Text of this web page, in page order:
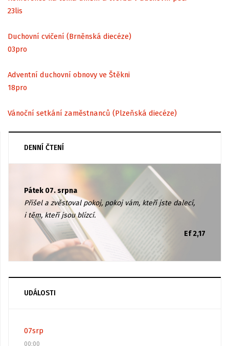
23lis
Duchovní cvičení (Brněnská diecéze)
03pro
Adventní duchovní obnovy ve Štěkni
18pro
Vánoční setkání zaměstnanců (Plzeňská diecéze)
DENNÍ ČTENÍ
Pátek 07. srpna
Přišel a zvěstoval pokoj, pokoj vám, kteří jste dalecí,
i těm, kteří jsou blízcí.
Ef 2,17
UDÁLOSTI
07srp
00:00